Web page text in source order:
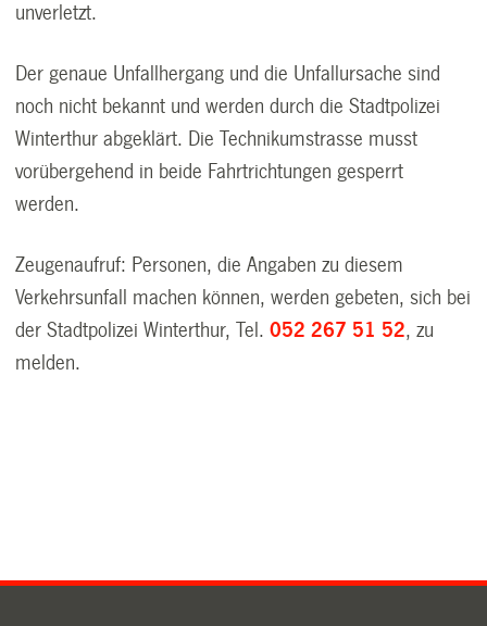
unverletzt.
Der genaue Unfallhergang und die Unfallursache sind
noch nicht bekannt und werden durch die Stadtpolizei
Winterthur abgeklärt. Die Technikumstrasse musst
vorübergehend in beide Fahrtrichtungen gesperrt
werden.
Zeugenaufruf: Personen, die Angaben zu diesem
Verkehrsunfall machen können, werden gebeten, sich bei
der Stadtpolizei Winterthur, Tel.052 267 51 52, zu
melden.